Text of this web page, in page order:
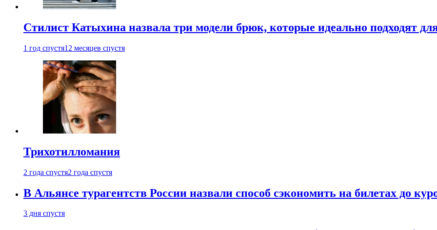
Стилист Катыхина назвала три модели брюк, которые идеально подходят
1 год спустя12 месяцев спустя
Трихотилломания
2 года спустя2 года спустя
В Альянсе турагентств России назвали способ сэкономить на билетах до
3 дня спустя